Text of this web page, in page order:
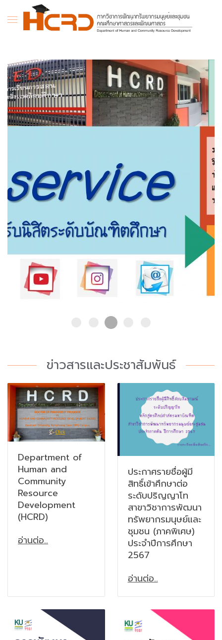
2022 3x1HCRD Kittimasak
ข่าวสารและประชาสัมพันธ์
Department of
Human and
Community
Resource
Development
(HCRD)
อ่านต่อ..
ประกาศรายชื่อผู้มี
สิทธิ์เข้าศึกษาต่อ
ระดับปริญญาโท
สาขาวิชาการพัฒนา
ทรัพยากรมนุษย์และ
ชุมชน (ภาคพิเศษ)
ประจำปีการศึกษา
2567
อ่านต่อ..